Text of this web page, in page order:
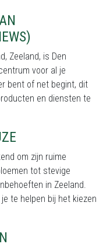
Zeeland, is Den
voor al je
bent of net begint, dit
en diensten te
om zijn ruime
tot stevige
in Zeeland.
te helpen bij het kiezen